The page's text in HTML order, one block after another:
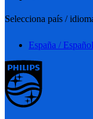
Selecciona país /
España / Español